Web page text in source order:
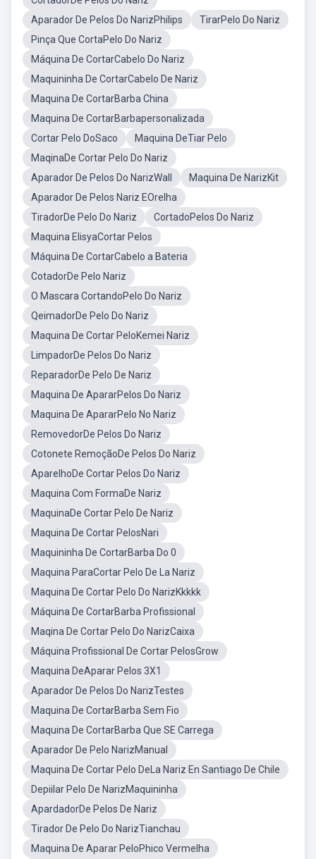
Aparador De Pelos Do NarizPhilips
TirarPelo Do Nariz
Pinça Que CortaPelo Do Nariz
Máquina De CortarCabelo Do Nariz
Maquininha De CortarCabelo De Nariz
Maquina De CortarBarba China
Maquina De CortarBarbapersonalizada
Cortar Pelo DoSaco
Maquina DeTiar Pelo
MaqinaDe Cortar Pelo Do Nariz
Aparador De Pelos Do NarizWall
Maquina De NarizKit
Aparador De Pelos Nariz EOrelha
TiradorDe Pelo Do Nariz
CortadoPelos Do Nariz
Maquina ElisyaCortar Pelos
Máquina De CortarCabelo a Bateria
CotadorDe Pelo Nariz
O Mascara CortandoPelo Do Nariz
QeimadorDe Pelo Do Nariz
Maquina De Cortar PeloKemei Nariz
LimpadorDe Pelos Do Nariz
ReparadorDe Pelo De Nariz
Maquina De ApararPelos Do Nariz
Maquina De ApararPelo No Nariz
RemovedorDe Pelos Do Nariz
Cotonete RemoçãoDe Pelos Do Nariz
AparelhoDe Cortar Pelos Do Nariz
Maquina Com FormaDe Nariz
MaquinaDe Cortar Pelo De Nariz
Maquina De Cortar PelosNari
Maquininha De CortarBarba Do 0
Maquina ParaCortar Pelo De La Nariz
Maquina De Cortar Pelo Do NarizKkkkk
Máquina De CortarBarba Profissional
Maqina De Cortar Pelo Do NarizCaixa
Máquina Profissional De Cortar PelosGrow
Maquina DeAparar Pelos 3X1
Aparador De Pelos Do NarizTestes
Maquina De CortarBarba Sem Fio
Maquina De CortarBarba Que SE Carrega
Aparador De Pelo NarizManual
Maquina De Cortar Pelo DeLa Nariz En Santiago De Chile
Depiilar Pelo De NarizMaquininha
ApardadorDe Pelos De Nariz
Tirador De Pelo Do NarizTianchau
Maquina De Aparar PeloPhico Vermelha